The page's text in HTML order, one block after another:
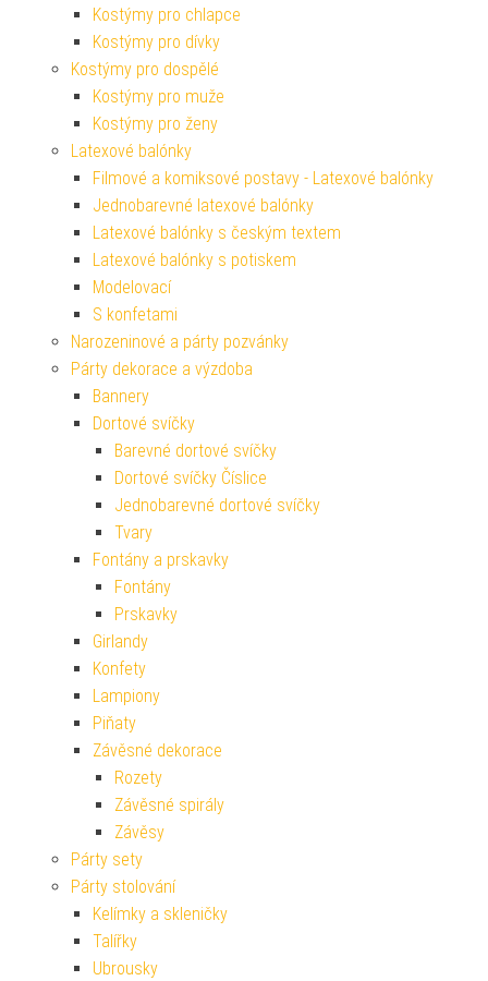
Kostýmy pro chlapce
Kostýmy pro dívky
Kostýmy pro dospělé
Kostýmy pro muže
Kostýmy pro ženy
Latexové balónky
Filmové a komiksové postavy - Latexové balónky
Jednobarevné latexové balónky
Latexové balónky s českým textem
Latexové balónky s potiskem
Modelovací
S konfetami
Narozeninové a párty pozvánky
Párty dekorace a výzdoba
Bannery
Dortové svíčky
Barevné dortové svíčky
Dortové svíčky Číslice
Jednobarevné dortové svíčky
Tvary
Fontány a prskavky
Fontány
Prskavky
Girlandy
Konfety
Lampiony
Piňaty
Závěsné dekorace
Rozety
Závěsné spirály
Závěsy
Párty sety
Párty stolování
Kelímky a skleničky
Talířky
Ubrousky